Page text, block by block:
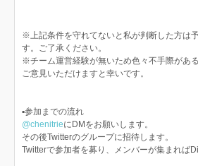
※上記条件を守れてないと私が判断した方は
す。ご了承ください。
※チーム運営経験が無いため色々不手際があ
ご意見いただけますと幸いです。
▪️参加までの流れ
@chenitrieにDMをお願いします。
その後Twitterのグループに招待します。
Twitterで参加者を募り、メンバーが集まれば